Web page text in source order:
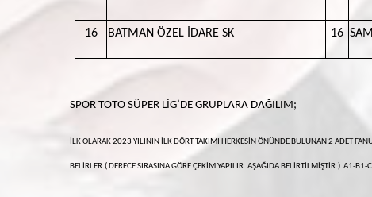
16 BATMAN ÖZEL İDARE SK 16
SPOR TOTO SÜPER LİG’DE GRUPLARA DAĞILIM;
İLK OLARAK 2023 YILININ İLK DÖRT TAKIMI HERKESİN ÖNÜNDE BULUNAN 2 ADET
BELİRLER.( DERECE SIRASINA GÖRE ÇEKİM YAPILIR. AŞAĞIDA BELİRTİLMİŞTİR.) A1-B1-